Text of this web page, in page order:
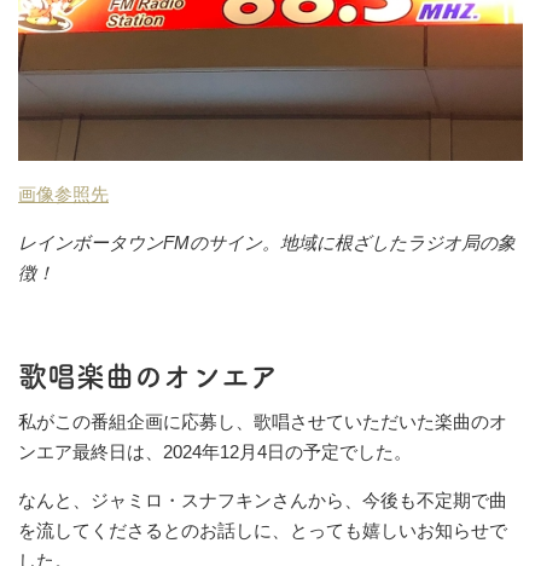
画像参照先
レインボータウンFMのサイン。地域に根ざしたラジオ局の象
徴！
歌唱楽曲のオンエア
私がこの番組企画に応募し、歌唱させていただいた楽曲のオ
ンエア最終日は、2024年12月4日の予定でした。
なんと、ジャミロ・スナフキンさんから、今後も不定期で曲
を流してくださるとのお話しに、とっても嬉しいお知らせで
した。